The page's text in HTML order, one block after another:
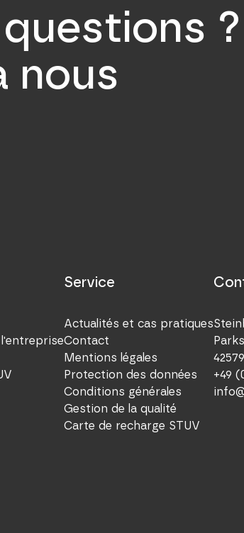
?
nous
Service
Actualités et cas pratiques
Contact
Mentions légales
Protection des données
Conditions générales
Gestion de la qualité
Carte de recharge STUV
+49